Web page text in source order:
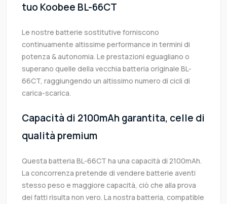
tuo Koobee BL-66CT
Le nostre batterie sostitutive forniscono
continuamente altissime performance in termini di
potenza & autonomia. Le prestazioni eguagliano o
superano quelle della vecchia batteria originale BL-
66CT, raggiungendo un altissimo numero di cicli di
carica-scarica.
Capacità di 2100mAh garantita, celle di
qualità premium
Questa batteria BL-66CT ha una capacità di 2100mAh.
La concorrenza pretende di vendere batterie aventi
stesso peso e maggiore capacità, ciò che alla prova
dei fatti risulta non vero. La nostra batteria, compatible